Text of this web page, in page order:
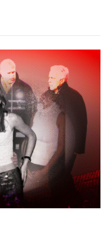
LINE EMAIL